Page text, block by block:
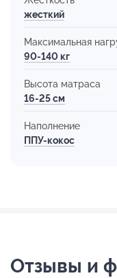
жесткий
Максимальная
90-140 кг
Высота матраса
16-25 см
Наполнение
ППУ-кокос
Отзывы и